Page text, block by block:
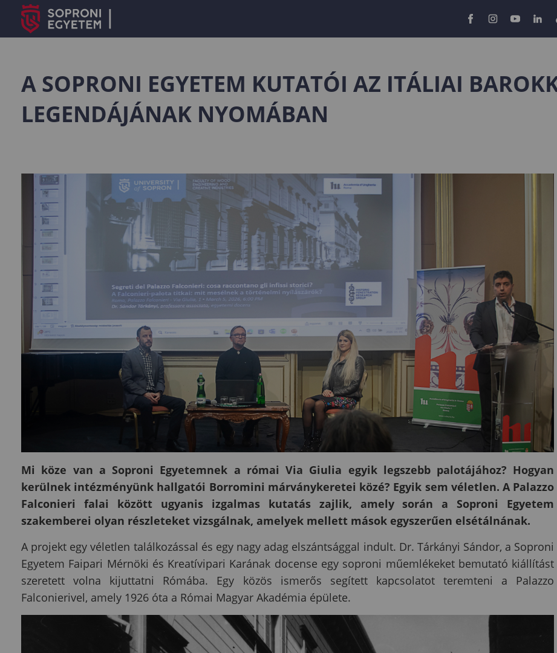
A SOPRONI EGYETEM KUTATÓI AZ ITÁLIAI
LEGENDÁJÁNAK NYOMÁBAN
Mi köze van a Soproni Egyetemnek a római Via Giulia egyik legszebb palotájához? Hogyan
kerülnek intézményünk hallgatói Borromini márványkeretei közé? Egyik sem véletlen. A Palazzo
Falconieri falai között ugyanis izgalmas kutatás zajlik, amely során a Soproni Egyetem
szakemberei olyan részleteket vizsgálnak, amelyek mellett mások egyszerűen elsétálnának.
A projekt egy véletlen találkozással és egy nagy adag elszántsággal indult. Dr. Tárkányi Sándor, a Soproni
Egyetem Faipari Mérnöki és Kreatívipari Karának docense egy soproni műemlékeket bemutató kiállítást
szeretett volna kijuttatni Rómába. Egy közös ismerős segített kapcsolatot teremteni a Palazzo
Falconierivel, amely 1926 óta a Római Magyar Akadémia épülete.